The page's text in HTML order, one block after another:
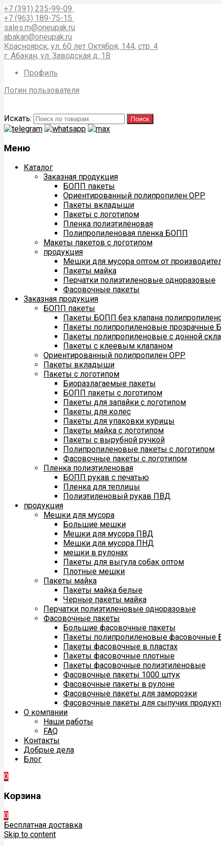
+7 (391) 235-99-09
+7 (963) 189-75-15
sales.m@oneupak.ru
abakan@oneupak.ru
Красноярск, ул. 60 лет Октября, 144, стр. 4
г. Абакан, ул. Заводская д. 1В
Профиль
Логин пользователя
Искать: Поиск
Меню
Каталог
Заказная продукция
БОПП пакеты
Ориентированный полипропилен ОРР
Пакеты вкладыши
Пакеты с логотипом
Пленка полиэтиленовая
Полипропиленовая пленка БОПП
Макеты пакетов с логотипом
продукция
Мешки для мусора оптом от
Пакеты майка
Перчатки полиэтиленовые одноразовые
Фасовочные пакеты
Заказная продукция
БОПП пакеты
Пакеты БОПП без клапана
Пакеты полипропиленовые прозрачные
Пакеты полипропиленовые с донной
Пакеты с клеевым клапаном
Ориентированный полипропилен ОРР
Пакеты вкладыши
Пакеты с логотипом
Биоразлагаемые пакеты
БОПП пакеты с логотипом
Пакеты для запайки с логотипом
Пакеты для колес
Пакеты для упаковки курицы
Пакеты майка с логотипом
Пакеты с вырубной ручкой
Полипропиленовые пакеты с логотипом
Фасовочные пакеты с логотипом
Пленка полиэтиленовая
БОПП рукав с печатью
Пленка для теплицы
Полиэтиленовый рукав ПВД
продукция
Мешки для мусора
Большие мешки
Мешки для мусора ПВД
Мешки для мусора ПНД
мешки в рулонах
Пакеты для выгула собак оптом
Плотные мешки
Пакеты майка
Пакеты майка белые
Черные пакеты майка
Перчатки полиэтиленовые одноразовые
Фасовочные пакеты
Большие фасовочные пакеты
Пакеты полипропиленовые
Пакеты фасовочные в пластах
Пакеты фасовочные плотные
Пакеты фасовочные полиэтиленовые
Фасовочные пакеты 1000 штук
Фасовочные пакеты в рулоне
Фасовочные пакеты для заморозки
Фасовочные пакеты для сыпучих
О компании
Наши работы
FAQ
Контакты
Добрые дела
Блог
0
Корзина
0
Бесплатная доставка
Skip to content